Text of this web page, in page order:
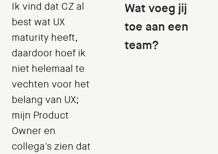
Ik vind dat CZ al
best wat UX
maturity heeft,
daardoor hoef ik
niet helemaal te
vechten voor het
belang van UX;
mijn Product
Owner en
collega's zien dat
Wat voeg jij
toe aan een
team?